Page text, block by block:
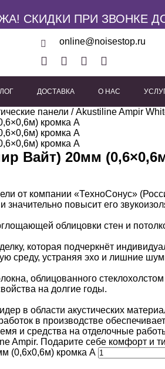
СКИДКИ ПРИ ЗВОНКЕ
online@noisestop.ru
ДОСТАВКА О НАС
панели / Akustiline Ampir
Вайт) 20мм
от компании «ТехноСонус»
повысит его
облицовки стен и
которая подчеркнёт
среду, устраняя эхо и лишние
облицованного
на долгие годы.
в области акустических
в производстве
и средства на отделочные
Подарите себе комфорт и
(0,6x0,6м) кромка А